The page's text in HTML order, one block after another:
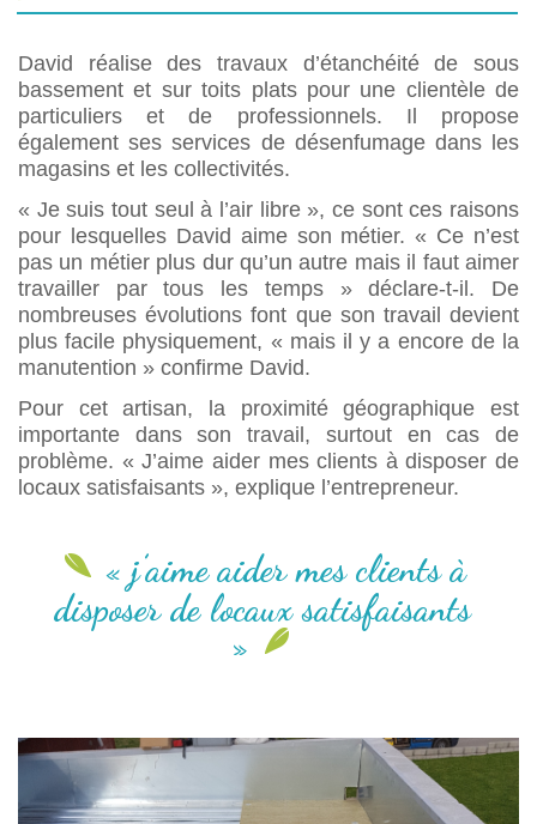
David réalise des travaux d’étanchéité de sous
bassement et sur toits plats pour une clientèle de
particuliers et de professionnels. Il propose
également ses services de désenfumage dans les
magasins et les collectivités.
« Je suis tout seul à l’air libre », ce sont ces raisons
pour lesquelles David aime son métier. « Ce n’est
pas un métier plus dur qu’un autre mais il faut aimer
travailler par tous les temps » déclare-t-il. De
nombreuses évolutions font que son travail devient
plus facile physiquement, « mais il y a encore de la
manutention » confirme David.
Pour cet artisan, la proximité géographique est
importante dans son travail, surtout en cas de
problème. « J’aime aider mes clients à disposer de
locaux satisfaisants », explique l’entrepreneur.
« j’aime aider mes clients à
disposer de locaux satisfaisants
»